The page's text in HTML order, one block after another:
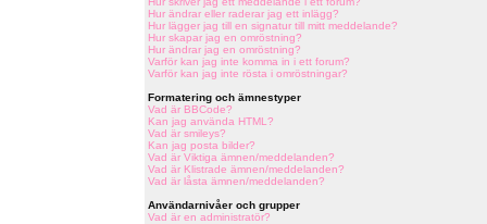
Hur ändrar eller raderar jag ett inlägg?
Hur lägger jag till en signatur till mitt meddelande?
Hur skapar jag en omröstning?
Hur ändrar jag en omröstning?
Varför kan jag inte komma in i ett forum?
Varför kan jag inte rösta i omröstningar?
Formatering och ämnestyper
Vad är BBCode?
Kan jag använda HTML?
Vad är smileys?
Kan jag posta bilder?
Vad är Viktiga ämnen/meddelanden?
Vad är Klistrade ämnen/meddelanden?
Vad är låsta ämnen/meddelanden?
Användarnivåer och grupper
Vad är en administratör?